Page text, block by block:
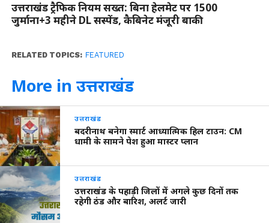
उत्तराखंड ट्रैफिक नियम सख्त: बिना हेलमेट पर 1500
जुर्माना+3 महीने DL सस्पेंड, कैबिनेट मंजूरी बाकी
RELATED TOPICS: FEATURED
More in उत्तराखंड
उत्तराखंड
बदरीनाथ बनेगा स्मार्ट आध्यात्मिक हिल टाउन: CM
धामी के सामने पेश हुआ मास्टर प्लान
उत्तराखंड
उत्तराखंड के पहाड़ी जिलों में अगले कुछ दिनों तक
रहेगी ठंड और बारिश, अलर्ट जारी